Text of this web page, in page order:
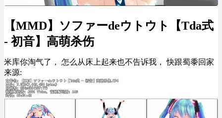
【MMD】ソファーdeウトウト【Tda式
- 初音】高萌杀伤
米库你淘气了， 怎么从床上起来也不告诉我， 快跟蜀黍回家
来源: